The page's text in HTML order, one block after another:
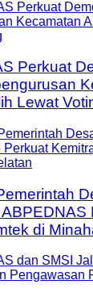
Perkuat
Lewat
di